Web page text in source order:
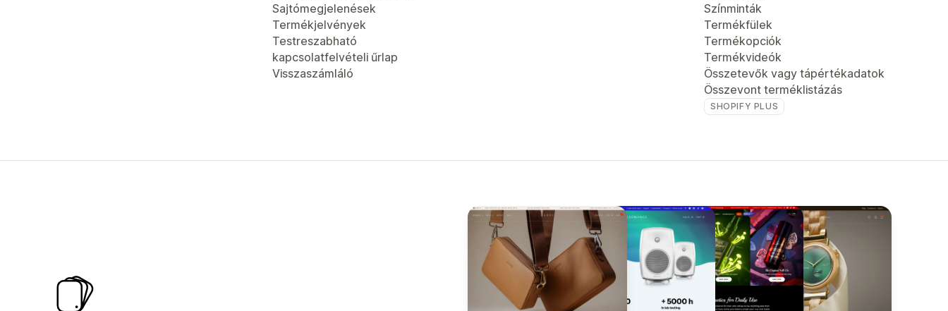
Sajtómegjelenések
Termékjelvények
Testreszabható
kapcsolatfelvételi űrlap
Visszaszámláló
Színminták
Termékfülek
Termékopciók
Termékvideók
Összetevők vagy tápértékadatok
Összevont terméklistázás
SHOPIFY PLUS